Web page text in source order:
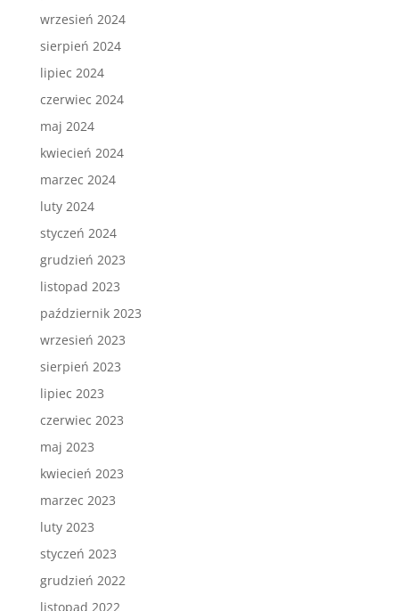
wrzesień 2024
sierpień 2024
lipiec 2024
czerwiec 2024
maj 2024
kwiecień 2024
marzec 2024
luty 2024
styczeń 2024
grudzień 2023
listopad 2023
październik 2023
wrzesień 2023
sierpień 2023
lipiec 2023
czerwiec 2023
maj 2023
kwiecień 2023
marzec 2023
luty 2023
styczeń 2023
grudzień 2022
listopad 2022